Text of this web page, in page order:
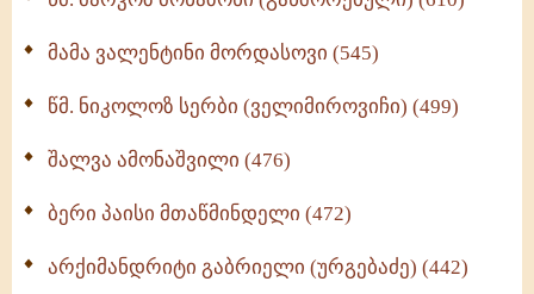
მამა ვალენტინი მორდასოვი (545)
წმ. ნიკოლოზ სერბი (ველიმიროვიჩი) (499)
შალვა ამონაშვილი (476)
ბერი პაისი მთაწმინდელი (472)
არქიმანდრიტი გაბრიელი (ურგებაძე) (442)